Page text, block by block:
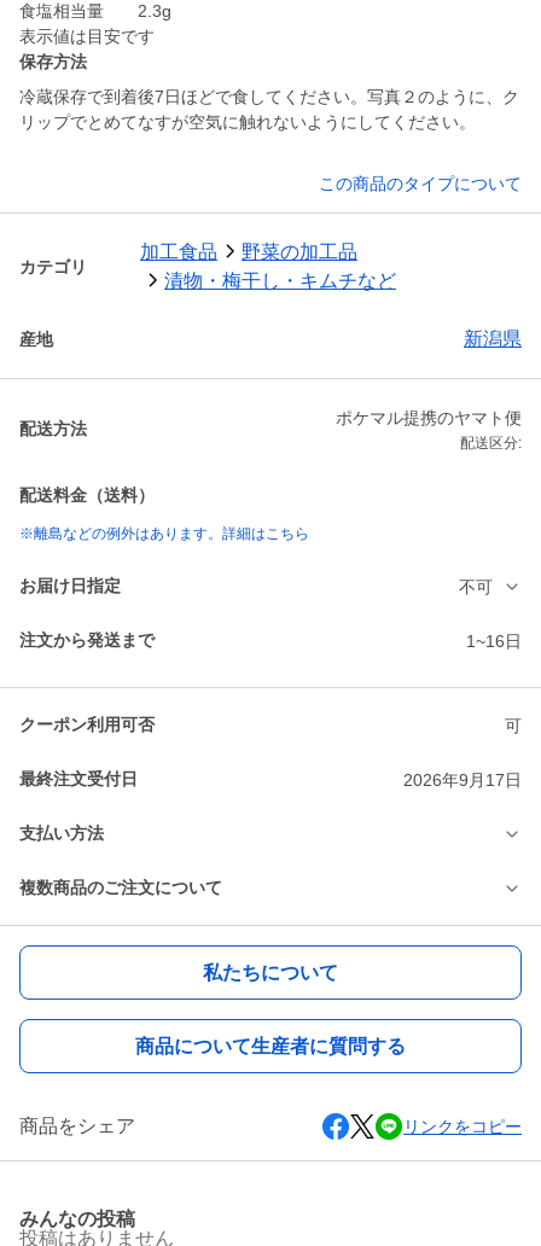
食塩相当量 2.3g
保存方法
冷蔵保存で到着後7日ほどで食してください。写真２のように、ク
リップでとめてなすが空気に触れないようにしてください。
この商品のタイプについて
カテゴリ
加工食品
野菜の加工品
漬物・梅干し・キムチなど
産地 新潟県
配送方法
ポケマル提携のヤマト便
配送区分:
配送料金（送料）
※離島などの例外はあります。詳細はこちら
お届け日指定 不可
注文から発送まで 1~16日
クーポン利用可否 可
最終注文受付日 2026年9月17日
支払い方法
複数商品のご注文について
私たちについて
商品について生産者に質問する
商品をシェア リンクをコピー
みんなの投稿
投稿はありません